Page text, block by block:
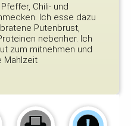
Chili- und
Ich esse dazu
Putenbrust,
nebenher. Ich
zum mitnehmen und
Mahlzeit